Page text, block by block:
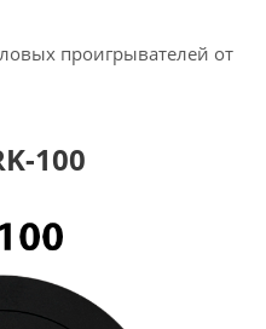
проигрывателей от
100